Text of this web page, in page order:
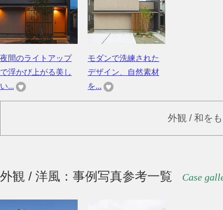
夜間のライトアップ
で浮かび上がる美し
い...
モダンで洗練された
デザイン、自然素材
を...
外観 / 和を
外観 / 洋風：事例写真参考一覧 Case